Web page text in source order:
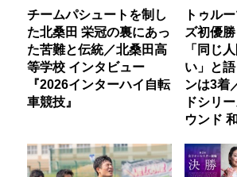
チームパシュートを制し
た北桑田 栄冠の裏にあっ
た苦難と伝統／北桑田高
等学校 インタビュー
『2026インターハイ自転
車競技』
トゥル
ズ初優
「同じ
い」と
ンは3着
ドシリ
ウンド